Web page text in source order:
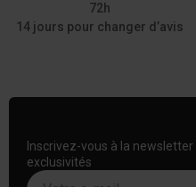
72h
14 jours pour changer d’avis
Inscrivez-vous à la
exclusivités
Votre e-mail